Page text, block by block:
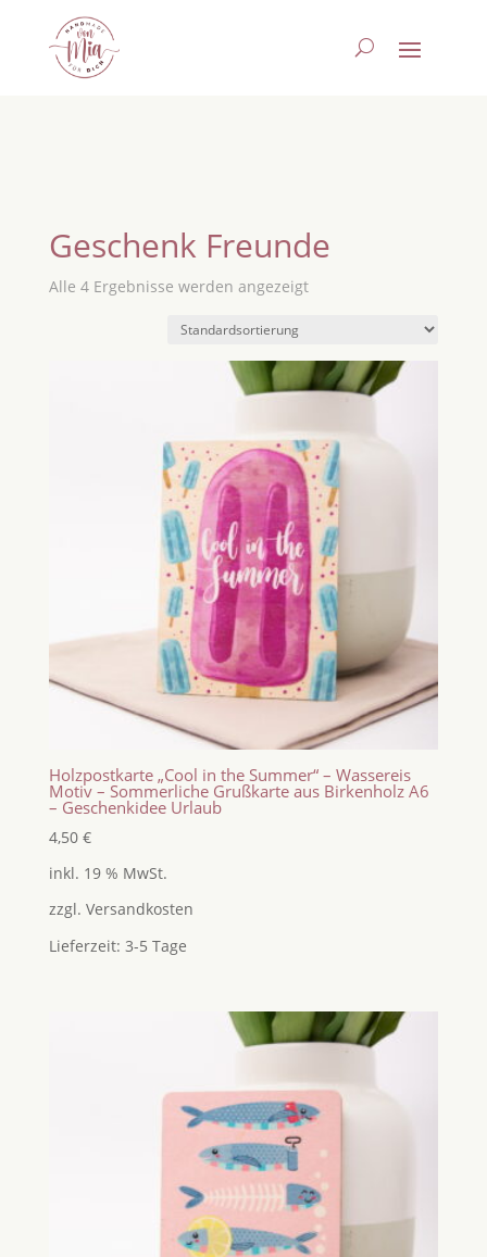
Geschenk Freunde
Alle 4 Ergebnisse werden angezeigt
Holzpostkarte „Cool in the Summer“ – Wassereis
Motiv – Sommerliche Grußkarte aus Birkenholz A6
– Geschenkidee Urlaub
4,50 €
inkl. 19 % MwSt.
zzgl. Versandkosten
Lieferzeit: 3-5 Tage